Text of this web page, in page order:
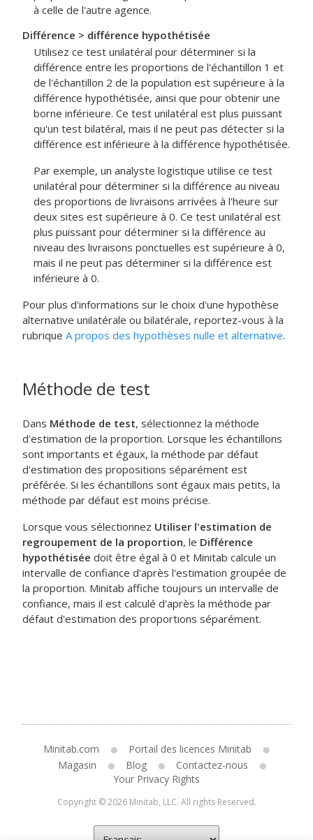
à celle de l'autre agence.
Différence > différence hypothétisée
Utilisez ce test unilatéral pour déterminer si la
différence entre les proportions de l'échantillon 1 et
de l'échantillon 2 de la population est supérieure à la
différence hypothétisée, ainsi que pour obtenir une
borne inférieure. Ce test unilatéral est plus puissant
qu'un test bilatéral, mais il ne peut pas détecter si la
différence est inférieure à la différence hypothétisée.
Par exemple, un analyste logistique utilise ce test
unilatéral pour déterminer si la différence au niveau
des proportions de livraisons arrivées à l'heure sur
deux sites est supérieure à 0. Ce test unilatéral est
plus puissant pour déterminer si la différence au
niveau des livraisons ponctuelles est supérieure à 0,
mais il ne peut pas déterminer si la différence est
inférieure à 0.
Pour plus d'informations sur le choix d'une hypothèse
alternative unilatérale ou bilatérale, reportez-vous à la
rubrique A propos des hypothèses nulle et alternative.
Méthode de test
Dans Méthode de test, sélectionnez la méthode
d'estimation de la proportion. Lorsque les échantillons
sont importants et égaux, la méthode par défaut
d'estimation des propositions séparément est
préférée. Si les échantillons sont égaux mais petits, la
méthode par défaut est moins précise.
Lorsque vous sélectionnez Utiliser l'estimation de
regroupement de la proportion, le Différence
hypothétisée doit être égal à 0 et Minitab calcule un
intervalle de confiance d'après l'estimation groupée de
la proportion. Minitab affiche toujours un intervalle de
confiance, mais il est calculé d'après la méthode par
défaut d'estimation des proportions séparément.
Minitab.com
Portail des licences Minitab
Magasin
Blog
Contactez-nous
Your Privacy Rights
Copyright © 2026 Minitab, LLC. All rights Reserved.